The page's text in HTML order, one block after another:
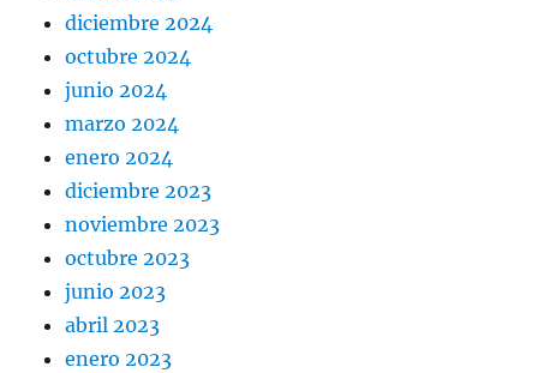
diciembre 2024
octubre 2024
junio 2024
marzo 2024
enero 2024
diciembre 2023
noviembre 2023
octubre 2023
junio 2023
abril 2023
enero 2023